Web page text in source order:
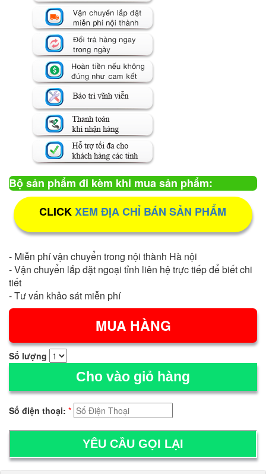
Bộ sản phẩm đi kèm khi mua sản phẩm:
CLICKXEM ĐỊA CHỈ BÁN SẢN PHẨM
- Miễn phí vận chuyển trong nội thành Hà nội
- Vận chuyển lắp đặt ngoại tỉnh liên hệ trực tiếp để biết chi
tiết
- Tư vấn khảo sát miễn phí
Số lượng
Cho vào giỏ hàng
Số điện thoại: *